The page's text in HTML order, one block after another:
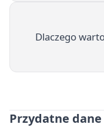
Dlaczego
Przydatne